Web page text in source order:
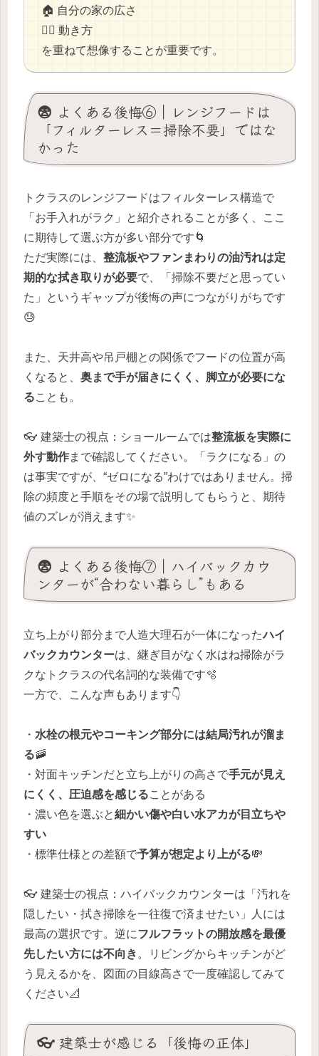
🏠 自分の家の広さ
🚶‍♀️ 動き方
を重ねて想像することが重要です。
😨 よくある後悔⑥｜レンジフードは
「フィルターレス＝掃除不要」ではな
かった
トクラスのレンジフードはフィルターレス構造で
「お手入れがラク」と紹介されることが多く、ここ
に期待して選ぶ方が多い部分です🌀
ただ実際には、 整流板やファンまわりの油汚れは定
期的な拭き取りが必要で、「掃除不要だと思ってい
た」というギャップが後悔の声につながりがちです
😓
また、天井高や吊戸棚との関係でフードの位置が高
くなると、 奥まで手が届きにくく、脚立が必要にな
ることも。
👓 建築士の視点：ショールームでは整流板を実際に
外す動作まで確認してください。「ラクになる」の
は事実ですが、“ゼロになる”わけではありません。掃
除の頻度と手順をその場で説明してもらうと、期待
値のズレが消えます✨
😨 よくある後悔⑦｜ハイバックカウ
ンターが“合わない暮らし”もある
立ち上がり部分まで人造大理石が一体になったハイ
バックカウンターは、継ぎ目がなく水はね掃除がラ
クなトクラスの代名詞的な装備です🫧
一方で、こんな声もあります👇
・ 水栓の根元やコーキング部分には結局汚れが溜ま
る🚠
・対面キッチンだと立ち上がりの高さで手元が見え
にくく、圧迫感を感じることがある
・濃い色を選ぶと細かい傷や白い水アカが目立ちや
すい
・標準仕様との差額で予算が想定より上がる💸
👓 建築士の視点：ハイバックカウンターは「汚れを
隠したい・拭き掃除を一往復で済ませたい」人には
最高の選択です。逆にフルフラットの開放感を最優
先したい方には不向き 。リビングからキッチンがど
う見えるかを、図面の目線高さで一度確認してみて
ください📐
👓 建築士が感じる「後悔の正体」